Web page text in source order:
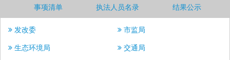
事项清单 执法人员名录 结果公示
发改委
市监局
生态环境局
交通局